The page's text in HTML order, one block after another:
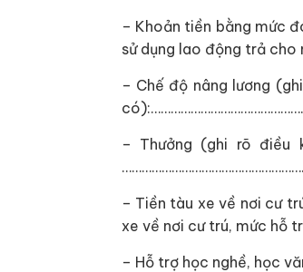
– Khoản tiền bằng mức
sử dụng lao động trả
– Chế độ nâng lương
– Thưởng (ghi rõ điều
– Tiền tàu xe về nơi cư
xe về nơi cư trú, mức
– Hỗ trợ học nghề, học